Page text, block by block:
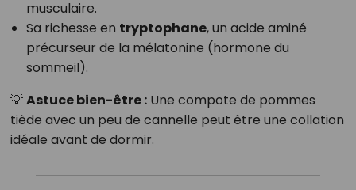
musculaire.
Sa richesse en tryptophane, un acide aminé
précurseur de la mélatonine (hormone du
sommeil).
💡Astuce bien-être :Une compote de pommes
tiède avec un peu de cannelle peut être une collation
idéale avant de dormir.